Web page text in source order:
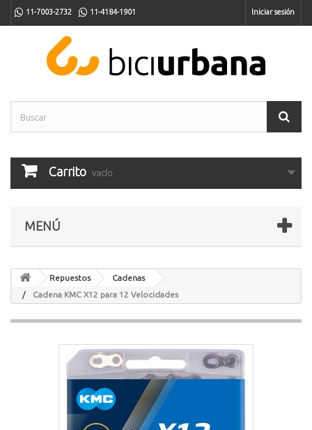
11-7003-2732 11-4184-1901 Iniciar sesión
Carrito vacío
MENÚ
Repuestos
Cadenas
Cadena KMC X12 para 12 Velocidades